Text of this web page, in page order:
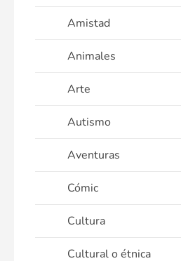
Amistad
Animales
Arte
Autismo
Aventuras
Cómic
Cultura
Cultural o étnica